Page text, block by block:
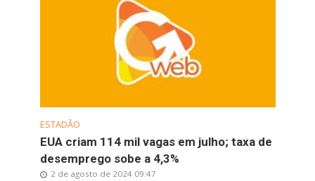
ESTADÃO
EUA criam 114 mil vagas em julho; taxa de
desemprego sobe a 4,3%
2 de agosto de 2024 09:47